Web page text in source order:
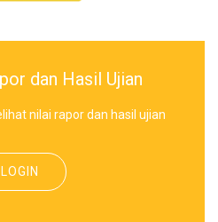
dan Hasil Ujian
nilai rapor dan hasil ujian
LOGIN